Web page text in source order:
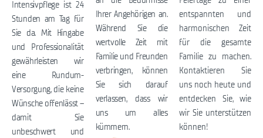
Intensivpflege ist 24
Stunden am Tag für
Sie da. Mit Hingabe
und Professionalität
gewährleisten wir
eine Rundum-
Versorgung, die keine
Wünsche offenlässt –
damit Sie
unbeschwert und
Ihrer Angehörigen an.
Während Sie die
wertvolle Zeit mit
Familie und Freunden
verbringen, können
Sie sich darauf
verlassen, dass wir
uns um alles
kümmern.
entspannten und
harmonischen Zeit
für die gesamte
Familie zu machen.
Kontaktieren Sie
uns noch heute und
entdecken Sie, wie
wir Sie unterstützen
können!